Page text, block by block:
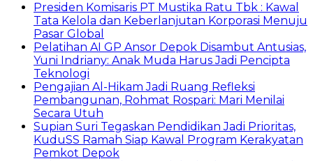
Presiden Komisaris PT Mustika Ratu Tbk : Kawal
Tata Kelola dan Keberlanjutan Korporasi Menuju
Pasar Global
Pelatihan AI GP Ansor Depok Disambut Antusias,
Yuni Indriany: Anak Muda Harus Jadi Pencipta
Teknologi
Pengajian Al-Hikam Jadi Ruang Refleksi
Pembangunan, Rohmat Rospari: Mari Menilai
Secara Utuh
Supian Suri Tegaskan Pendidikan Jadi Prioritas,
KuduSS Ramah Siap Kawal Program Kerakyatan
Pemkot Depok